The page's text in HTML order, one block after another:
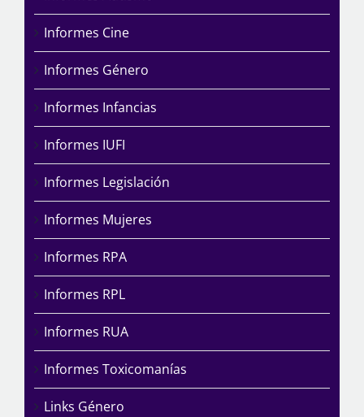
Informes Cine
Informes Género
Informes Infancias
Informes IUFI
Informes Legislación
Informes Mujeres
Informes RPA
Informes RPL
Informes RUA
Informes Toxicomanías
Links Género